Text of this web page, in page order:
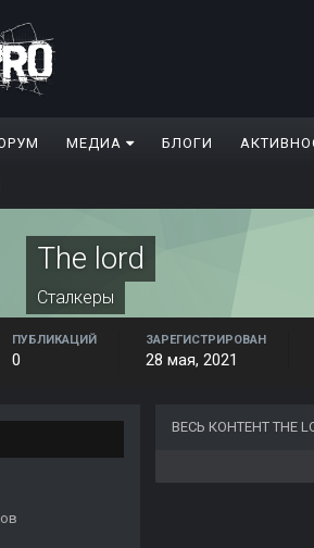
МЕДИА БЛОГИ
The lord
Сталкеры
ПУБЛИКАЦИЙ
0
ЗАРЕГИСТРИРОВАН
28 мая, 2021
ВЕСЬ КОНТЕНТ THE